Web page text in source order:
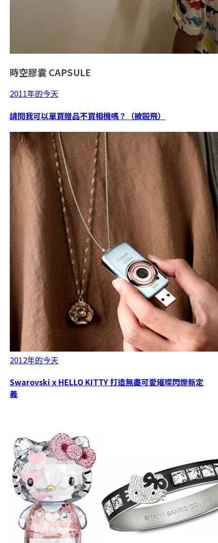
時空膠囊 CAPSULE
2011年的今天
請問我可以單買贈品不買相機嗎？（被毆飛）
2012年的今天
Swarovski x HELLO KITTY 打造無盡可愛璀璨閃爍新定
義